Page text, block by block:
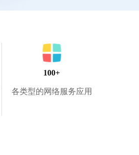
100+
各类型的网络服务应用